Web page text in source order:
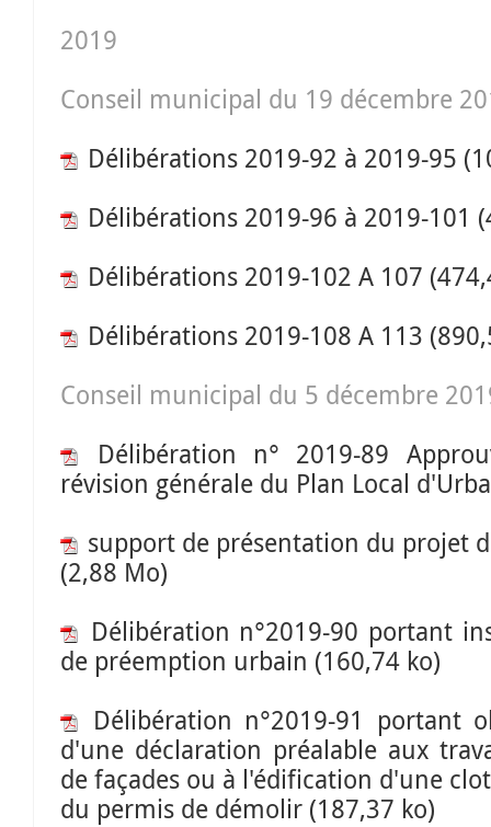
2019
Conseil municipal du 19 décembre
Délibérations 2019-92 à 2019-95
Délibérations 2019-96 à 2019-101
Délibérations 2019-102 A 107
Délibérations 2019-108 A 113
Conseil municipal du 5 décembre
Délibération n° 2019-89
révision générale du Plan Local
support de présentation du projet
(2,88 Mo)
Délibération n°2019-90 portant
de préemption urbain (160,74 ko)
Délibération n°2019-91 portant
d'une déclaration préalable aux
de façades ou à l'édification d'une
du permis de démolir (187,37 ko)